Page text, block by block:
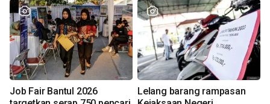
Job Fair Bantul 2026
Lelang barang rampasan